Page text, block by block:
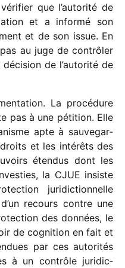
que l’autorité de
et a informé son
et de son issue. En
au juge de contrô­ler
de l’autorité de
La procé­dure
pas à une péti­tion. Elle
apte à sauve­gar­
et les inté­rêts des
éten­dus dont les
la CJUE insiste
juri­dic­tion­nelle
recours contre une
des données, le
de cogni­tion en fait et
par ces auto­ri­tés
à un contrôle juri­dic­